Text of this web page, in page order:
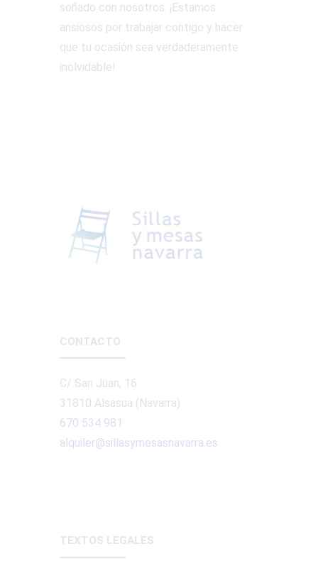
soñado con nosotros. ¡Estamos
ansiosos por trabajar contigo y hacer
que tu ocasión sea verdaderamente
inolvidable!
CONTACTO
C/ San Juan, 16
31810 Alsasua (Navarra)
670 534 981
alquiler@sillasymesasnavarra.es
TEXTOS LEGALES